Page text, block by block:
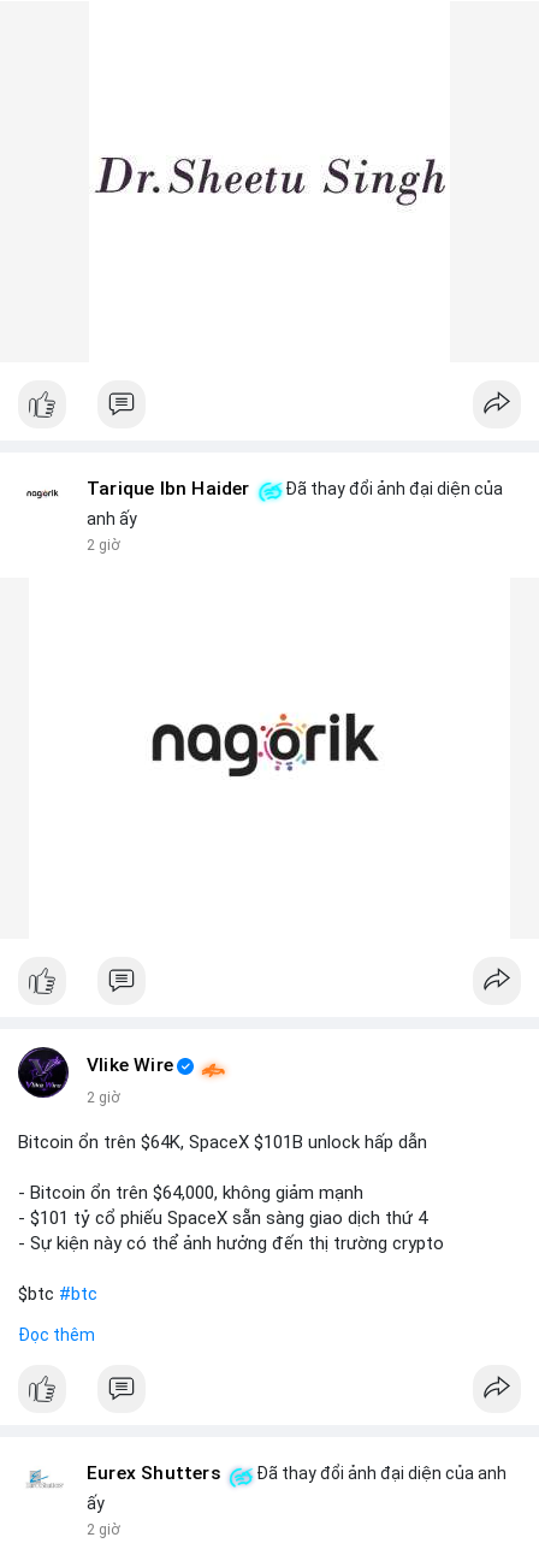
#6dot0271btc #chuyenvilanh #tichluydaihan
#btcmempool
#giaodichlon
Tarique Ibn Haider
Đã thay đổi ảnh đại diện của
anh ấy
2 giờ
Vlike Wire
2 giờ
Bitcoin ổn trên $64K, SpaceX $101B unlock hấp dẫn
- Bitcoin ổn trên $64,000, không giảm mạnh
- $101 tỷ cổ phiếu SpaceX sẵn sàng giao dịch thứ 4
- Sự kiện này có thể ảnh hưởng đến thị trường crypto
$btc #btc
#vlikevn #titanbot
📰 Nguồn: CoinDesk
Đọc thêm
Eurex Shutters
Đã thay đổi ảnh đại diện của anh
ấy
2 giờ